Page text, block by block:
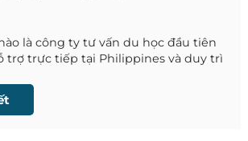
là công ty tư vấn du học đầu tiên
trợ trực tiếp tại Philippines và duy trì
suôn sẻ khi xa nhà.